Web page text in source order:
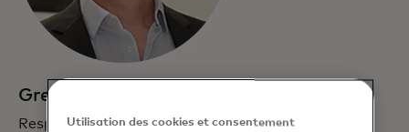
Greg Ulrich
Responsable de l'IA et des données
Utilisation des cookies et consentement